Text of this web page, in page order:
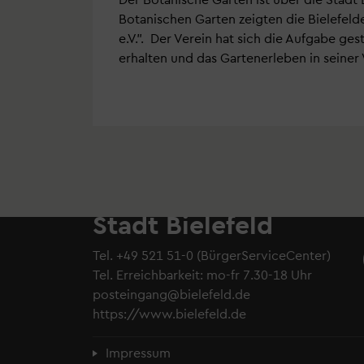
Botanischen Garten zeigten die
e.V.". Der Verein hat sich die Aufgabe
erhalten und das Gartenerleben in
Stadt Bielefeld
Tel. +49 521 51-0 (BürgerServiceCenter)
Tel. Erreichbarkeit: mo-fr 7.30-18 Uhr
posteingang@bielefeld.de
https://www.bielefeld.de
Fußzeilenmenü
Impressum